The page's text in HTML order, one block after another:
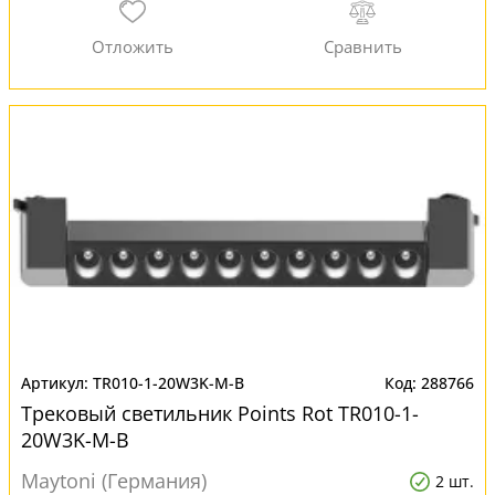
TR010-1-20W3K-M-B 288766
Трековый светильник Points Rot TR010-1-
20W3K-M-B
Maytoni (Германия)
2 шт.